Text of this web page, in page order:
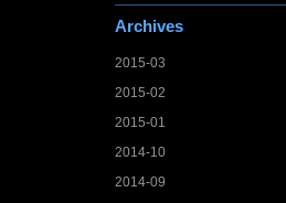
Archives
2015-03
2015-02
2015-01
2014-10
2014-09